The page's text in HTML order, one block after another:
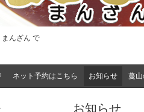
んざん で
ネット予約はこちら お知らせ 蔓
お知らせ